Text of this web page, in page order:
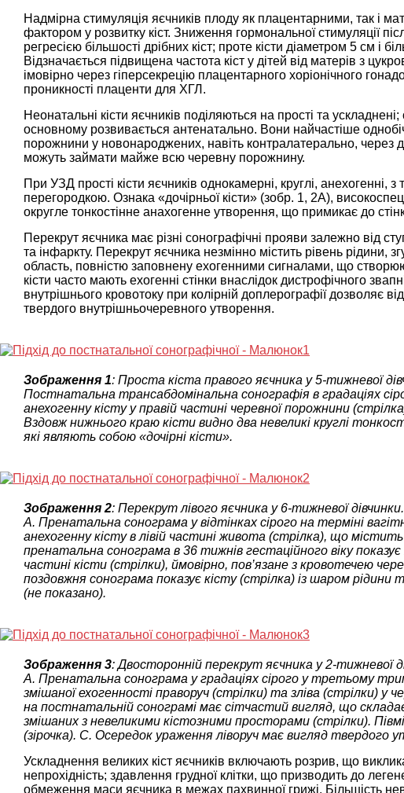
Надмірна стимуляція яєчників плоду як плацентарними, так і
фактором у розвитку кіст. Зниження гормональної стимуляції
регресією більшості дрібних кіст; проте кісти діаметром 5 см і
Відзначається підвищена частота кіст у дітей від матерів з
імовірно через гіперсекрецію плацентарного хоріонічного
проникності плаценти для ХГЛ.
Неонатальні кісти яєчників поділяються на прості та
основному розвивається антенатально. Вони найчастіше
порожнини у новонароджених, навіть контралатерально, через
можуть займати майже всю черевну порожнину.
При УЗД прості кісти яєчників однокамерні, круглі, анехогенні,
перегородкою. Ознака «дочірньої кісти» (зобр. 1, 2А),
округле тонкостінне анахогенне утворення, що примикає до
Перекрут яєчника має різні сонографічні прояви залежно від
та інфаркту. Перекрут яєчника незмінно містить рівень рідини,
область, повністю заповнену ехогенними сигналами, що
кісти часто мають ехогенні стінки внаслідок дистрофічного
внутрішнього кровотоку при колірній доплерографії дозволяє
твердого внутрішньочеревного утворення.
Зображення 1: Проста кіста правого яєчника у 5-тижневої
Постнатальна трансабдомінальна сонографія в градаціях
анехогенну кісту у правій частині черевної порожнини
Вздовж нижнього краю кісти видно два невеликі круглі
які являють собою «дочірні кісти».
Зображення 2: Перекрут лівого яєчника у 6-тижневої дівчинки.
А. Пренатальна сонограма у відтінках сірого на терміні
анехогенну кісту в лівій частині живота (стрілка), що
пренатальна сонограма в 36 тижнів гестаційного віку
частині кісти (стрілки), ймовірно, пов’язане з кровотечею
поздовжня сонограма показує кісту (стрілка) із шаром
(не показано).
Зображення 3: Двосторонній перекрут яєчника у 2-тижневої
А. Пренатальна сонограма у градаціях сірого у третьому
змішаної ехогенності праворуч (стрілки) та зліва (стрілки) у
на постнатальній сонограмі має сітчастий вигляд, що
змішаних з невеликими кістозними просторами (стрілки).
(зірочка). C. Осередок ураження ліворуч має вигляд твердого
Ускладнення великих кіст яєчників включають розрив, що
непрохідність; здавлення грудної клітки, що призводить до
обмеження маси яєчника в межах пахвинної грижі. Більшість